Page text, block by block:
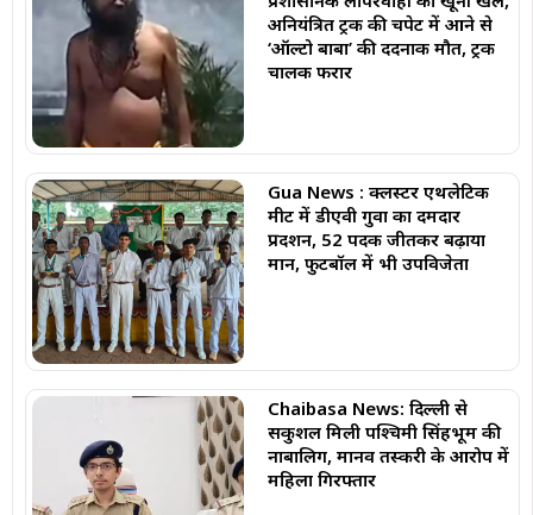
अनियंत्रित ट्रक की चपेट में आने से
‘ऑल्टो बाबा’ की दर्दनाक मौत, ट्रक
चालक फरार
Gua News : क्लस्टर एथलेटिक
मीट में डीएवी गुवा का दमदार
प्रदर्शन, 52 पदक जीतकर बढ़ाया
मान, फुटबॉल में भी उपविजेता
Chaibasa News: दिल्ली से
सकुशल मिली पश्चिमी सिंहभूम की
नाबालिग, मानव तस्करी के आरोप में
महिला गिरफ्तार